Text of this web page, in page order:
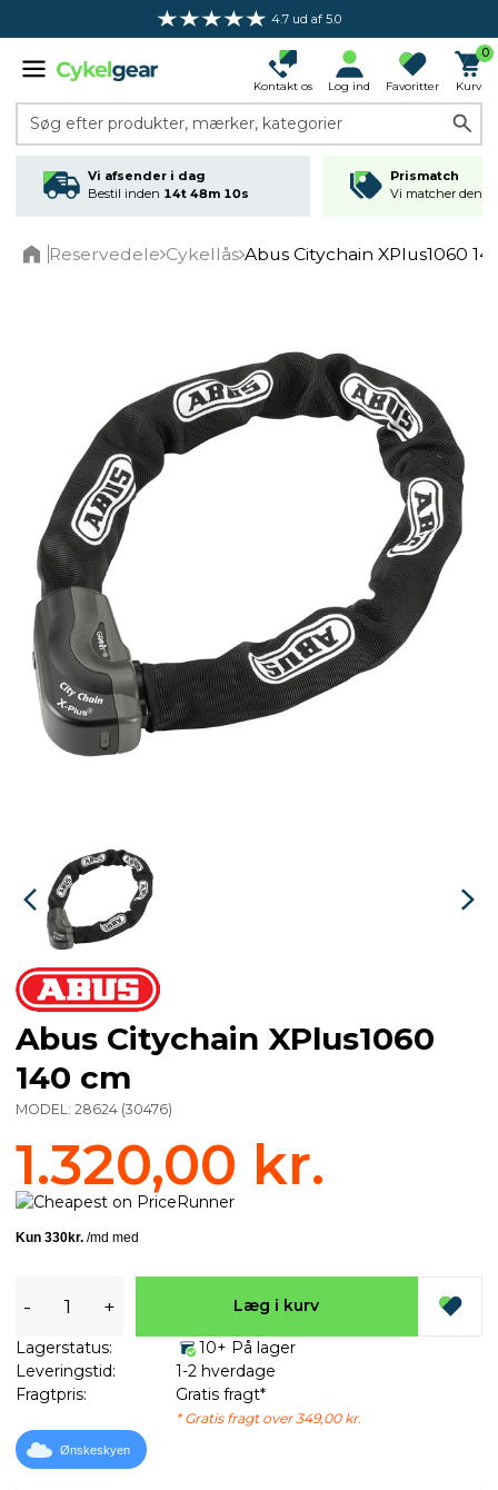
4.7 ud af 5.0
Gratis fragt ved køb over 349 kr.*
Kontakt os Log ind Favoritter
0
Kurv
Søg efter produkter, mærker, kategorier
Vi afsender i dag
Bestil inden 14t 48m 09s
Prismatch
Vi matcher den
Reservedele Cykellås Abus Citychain XPlus1060
Abus Citychain XPlus1060
140 cm
MODEL: 28624 (30476)
1.320,00 kr.
- + Læg i kurv
Lagerstatus:
10+ På lager
Leveringstid:
1-2 hverdage
Fragtpris:
Gratis fragt*
* Gratis fragt over 349,00 kr.
Ønskeskyen